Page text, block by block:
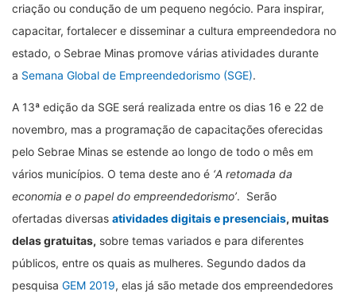
criação ou condução de um pequeno negócio. Para inspirar,
capacitar, fortalecer e disseminar a cultura empreendedora no
estado, o Sebrae Minas promove várias atividades durante
a Semana Global de Empreendedorismo (SGE).
A 13ª edição da SGE será realizada entre os dias 16 e 22 de
novembro, mas a programação de capacitações oferecidas
pelo Sebrae Minas se estende ao longo de todo o mês em
vários municípios. O tema deste ano é ‘A retomada da
economia e o papel do empreendedorismo’. Serão
ofertadas diversas atividades digitais e presenciais, muitas
delas gratuitas, sobre temas variados e para diferentes
públicos, entre os quais as mulheres. Segundo dados da
pesquisa GEM 2019, elas já são metade dos empreendedores